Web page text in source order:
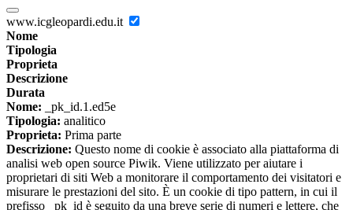
www.icgleopardi.edu.it
Nome
Tipologia
Proprieta
Descrizione
Durata
Nome: _pk_id.1.ed5e
Tipologia: analitico
Proprieta: Prima parte
Descrizione: Questo nome di cookie è associato alla piattaforma di
analisi web open source Piwik. Viene utilizzato per aiutare i
proprietari di siti Web a monitorare il comportamento dei visitatori e
misurare le prestazioni del sito. È un cookie di tipo pattern, in cui il
prefisso _pk_id è seguito da una breve serie di numeri e lettere, che